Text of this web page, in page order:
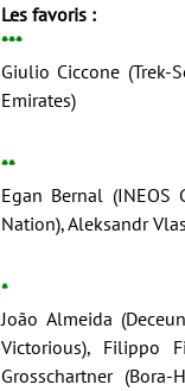
Les favoris :
***
Giulio Ciccone (Trek-
Emirates)
**
Egan Bernal (INEOS
Nation), Aleksandr
*
João Almeida
Victorious), Filippo
Grosschartner